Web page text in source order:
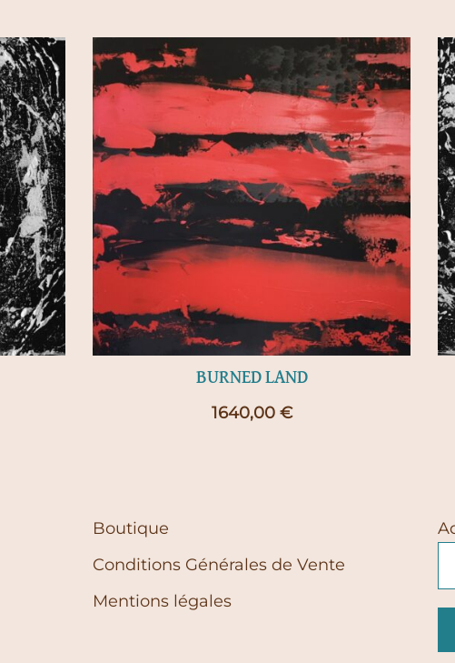
BURNED LAND
1640,00 €
Boutique
Conditions Générales de Vente
Mentions légales